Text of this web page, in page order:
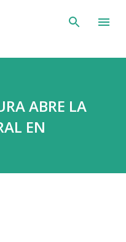
ABRE LA
EN